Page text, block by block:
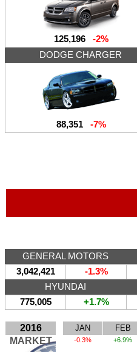
125,196 -2%
DODGE CHARGER
88,351 -7%
GENERAL MOTORS
3,042,421
-1.3%
HYUNDAI
775,005
+1.7%
2016 JAN FEB
MARKET -0.3% +6.9%